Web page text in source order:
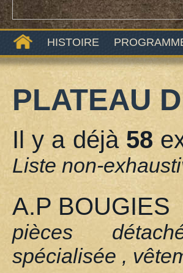
HISTOIRE
PLATEAU
Il y a déjà58
Liste non-
A.P BOUGIES
pièces
spécialisée ,